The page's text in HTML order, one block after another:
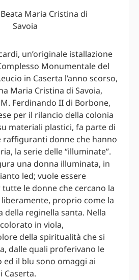
un’originale istallazione
Monumentale del
in Caserta l’anno scorso,
Maria Cristina di Savoia,
Ferdinando II di Borbone,
per il rilancio della colonia
materiali plastici, fa parte di
raffiguranti donne che hanno
la serie delle “illuminate”.
una donna illuminata, in
led; vuole essere
tutte le donne che cercano la
proprio come la
della reginella santa. Nella
in viola,
della spiritualità che si
dalle quali proferivano le
ed il blu sono omaggi ai
Caserta.